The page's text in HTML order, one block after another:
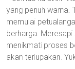
yang penuh warna.
memulai
berharga.
menikmati proses
akan terlupakan.